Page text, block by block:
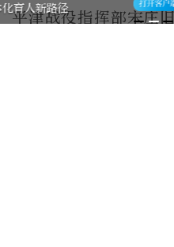
平津战役指挥部宋庄